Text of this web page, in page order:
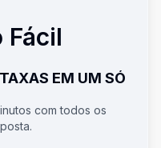
Fácil
EM UM SÓ
com todos os